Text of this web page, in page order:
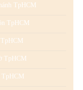
TpHCM
TpHCM
TpHCM